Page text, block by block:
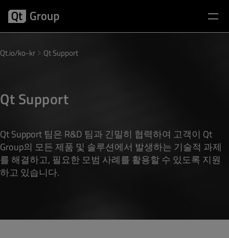
Qt.io/ko-kr Qt Support
Qt Support
Qt Support 팀은 R&D 팀과 긴밀히 협력하여 고객이 Qt
Group의 모든 제품 및 솔루션에서 발생하는 기술적 과제
를 해결하고, 필요한 모범 사례를 활용할 수 있도록 지원
하고 있습니다.